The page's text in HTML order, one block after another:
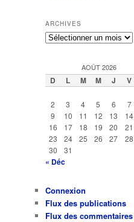
ARCHIVES
Archives
AOÛT 2026
D L M M J V
2
3 4 5 6 7
9
10 11 12 13 14
16
17 18 19 20 21
23
24 25 26 27 28
30
31
« Déc
Connexion
Flux des publications
Flux des commentaires